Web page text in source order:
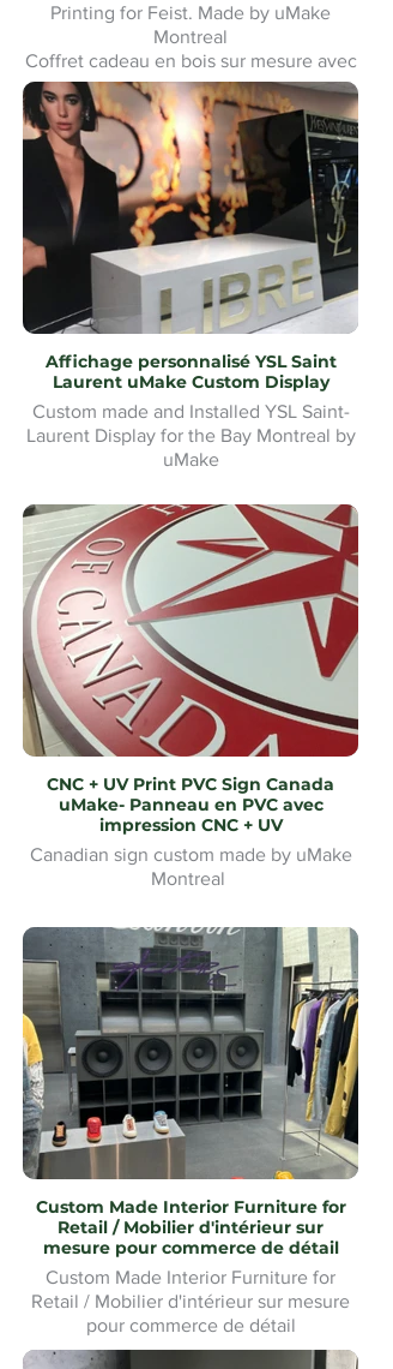
Printing for Feist. Made by uMake
Montreal
Coffret cadeau en bois sur mesure avec
impression UV pour Feist. Fabriqué par
uMake Montréal
Affichage personnalisé YSL Saint
Laurent uMake Custom Display
Custom made and Installed YSL Saint-
Laurent Display for the Bay Montreal by
uMake
Présentoir YSL Saint-Laurent sur mesure
et installé pour la Baie de Montréal par
uMake
CNC + UV Print PVC Sign Canada
uMake- Panneau en PVC avec
impression CNC + UV
Canadian sign custom made by uMake
Montreal
Custom Made Interior Furniture for
Retail / Mobilier d'intérieur sur
mesure pour commerce de détail
Custom Made Interior Furniture for
Retail / Mobilier d'intérieur sur mesure
pour commerce de détail